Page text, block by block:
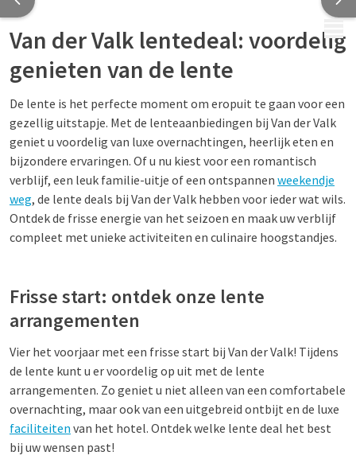
Van der Valk lentedeal: voordelig
genieten van de lente
De lente is het perfecte moment om eropuit te gaan voor een
gezellig uitstapje. Met de lenteaanbiedingen bij Van der Valk
geniet u voordelig van luxe overnachtingen, heerlijk eten en
bijzondere ervaringen. Of u nu kiest voor een romantisch
verblijf, een leuk familie-uitje of een ontspannen weekendje
weg, de lente deals bij Van der Valk hebben voor ieder wat wils.
Ontdek de frisse energie van het seizoen en maak uw verblijf
compleet met unieke activiteiten en culinaire hoogstandjes.
Frisse start: ontdek onze lente
arrangementen
Vier het voorjaar met een frisse start bij Van der Valk! Tijdens
de lente kunt u er voordelig op uit met de lente
arrangementen. Zo geniet u niet alleen van een comfortabele
overnachting, maar ook van een uitgebreid ontbijt en de luxe
faciliteiten van het hotel. Ontdek welke lente deal het best
bij uw wensen past!